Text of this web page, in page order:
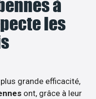
à
les
grande efficacité,
ont, grâce à leur